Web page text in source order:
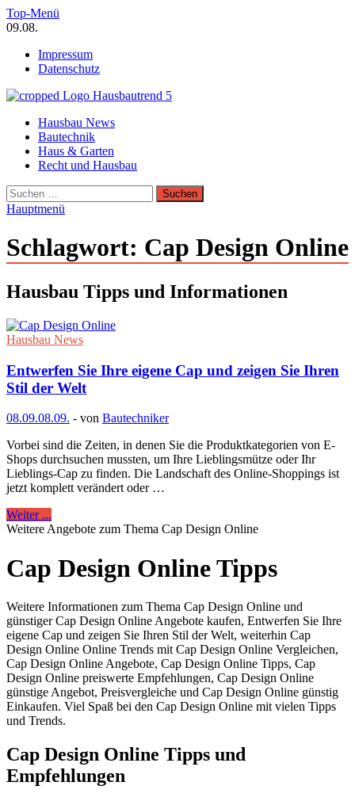
Zum
Inhalt
Top-Menü
09.08.
Impressum
Datenschutz
Hausbautrend Hausbau Trends
Hausbau, Modernisierung, Energietechnik, Haustechnik
Hausbau News
Bautechnik
Haus & Garten
Recht und Hausbau
Suchen
nach:
Hauptmenü
Schlagwort: Cap Design Online
Hausbau Tipps und Informationen
Hausbau News
Entwerfen Sie Ihre eigene Cap und zeigen Sie Ihren
Stil der Welt
08.09.08.09. - von Bautechniker
Vorbei sind die Zeiten, in denen Sie die Produktkategorien von E-
Shops durchsuchen mussten, um Ihre Lieblingsmütze oder Ihr
Lieblings-Cap zu finden. Die Landschaft des Online-Shoppings ist
jetzt komplett verändert oder …
Weiter ...
Weitere Angebote zum Thema Cap Design Online
Cap Design Online Tipps
Weitere Informationen zum Thema Cap Design Online und
günstiger Cap Design Online Angebote kaufen, Entwerfen Sie Ihre
eigene Cap und zeigen Sie Ihren Stil der Welt, weiterhin Cap
Design Online Online Trends mit Cap Design Online Vergleichen,
Cap Design Online Angebote, Cap Design Online Tipps, Cap
Design Online preiswerte Empfehlungen, Cap Design Online
günstige Angebot, Preisvergleiche und Cap Design Online günstig
Einkaufen. Viel Spaß bei den Cap Design Online mit vielen Tipps
und Trends.
Cap Design Online Tipps und
Empfehlungen